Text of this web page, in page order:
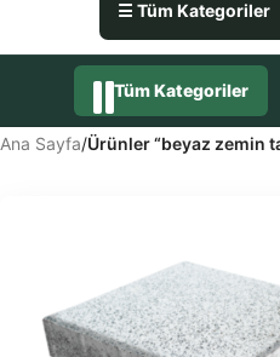
☰ Tüm Kategoriler
Tüm Kategoriler
Ana Sayfa/Ürünler “beyaz zemin